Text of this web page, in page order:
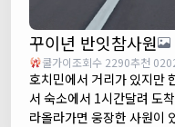
꾸이년 반잇참사원
쿨가이조회수 2290추천 0
호치민에서 거리가 있지만
서 숙소에서 1시간달려 도착한 반잇참사원오토바이 세워놓고 길따
라올라가면 웅장한 사원